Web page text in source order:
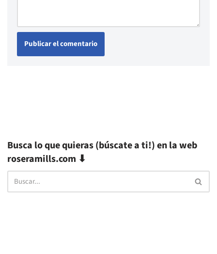
Busca lo que quieras (búscate a ti!) en la web
roseramills.com ⬇